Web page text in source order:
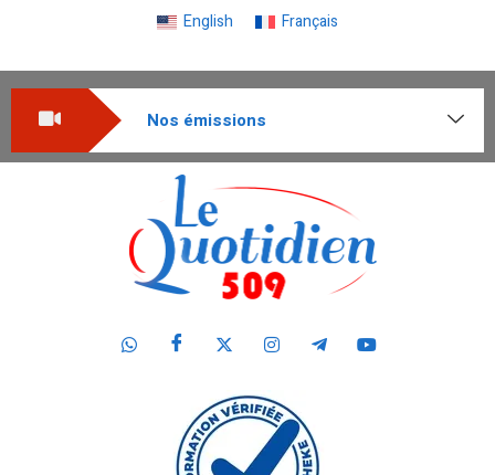
English Français
Nos émissions